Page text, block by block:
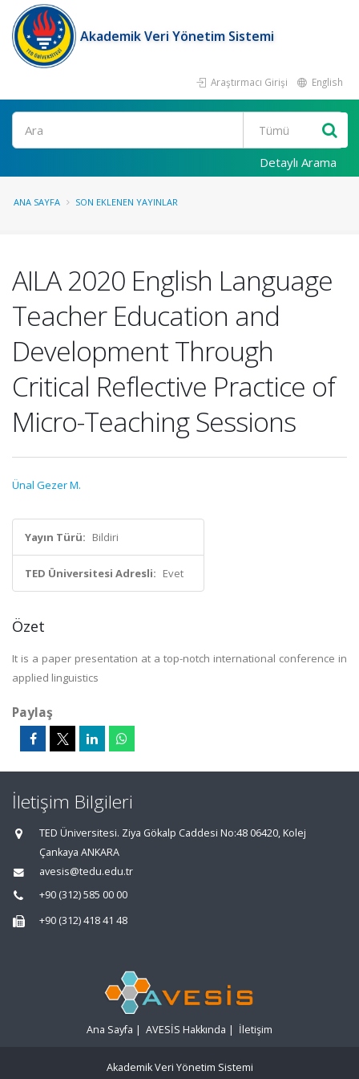
Akademik Veri Yönetim Sistemi
Araştırmacı Girişi English
Ara
Detaylı Arama
ANA SAYFA SON EKLENEN YAYINLAR
AILA 2020 English Language
Teacher Education and
Development Through
Critical Reflective Practice of
Micro-Teaching Sessions
Ünal Gezer M.
Yayın Türü: Bildiri
TED Üniversitesi Adresli: Evet
Özet
It is a paper presentation at a top-notch international conference in
applied linguistics
Paylaş
İletişim Bilgileri
TED Üniversitesi. Ziya Gökalp Caddesi No:48 06420, Kolej
Çankaya ANKARA
avesis@tedu.edu.tr
+90 (312) 585 00 00
+90 (312) 418 41 48
Ana Sayfa | AVESİS Hakkında | İletişim
Akademik Veri Yönetim Sistemi